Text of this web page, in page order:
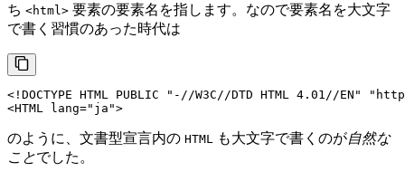
ち <html> 要素の要素名を指します。なので要素名を大文字
で書く習慣のあった時代は
<!DOCTYPE HTML PUBLIC "-//W3C//DTD HTML 4.01//EN"
<HTML lang="ja">
のように、文書型宣言内の HTML も大文字で書くのが自然な
ことでした。